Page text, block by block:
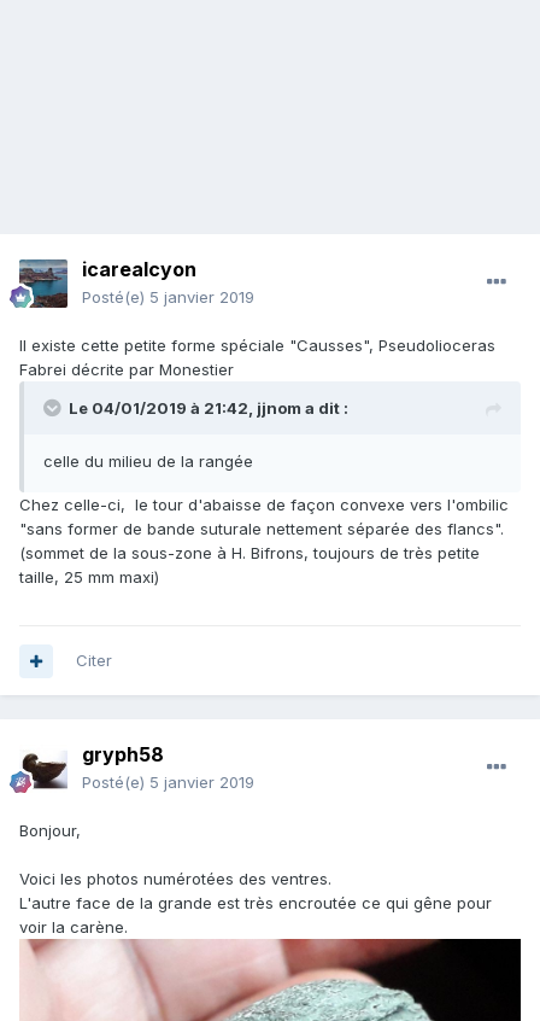
icarealcyon
Posté(e) 5 janvier 2019
Il existe cette petite forme spéciale "Causses", Pseudolioceras
Fabrei décrite par Monestier
Le 04/01/2019 à 21:42, jjnom a dit :
celle du milieu de la rangée
Chez celle-ci, le tour d'abaisse de façon convexe vers l'ombilic
"sans former de bande suturale nettement séparée des flancs".
(sommet de la sous-zone à H. Bifrons, toujours de très petite
taille, 25 mm maxi)
Citer
gryph58
Posté(e) 5 janvier 2019
Bonjour,
Voici les photos numérotées des ventres.
L'autre face de la grande est très encroutée ce qui gêne pour
voir la carène.